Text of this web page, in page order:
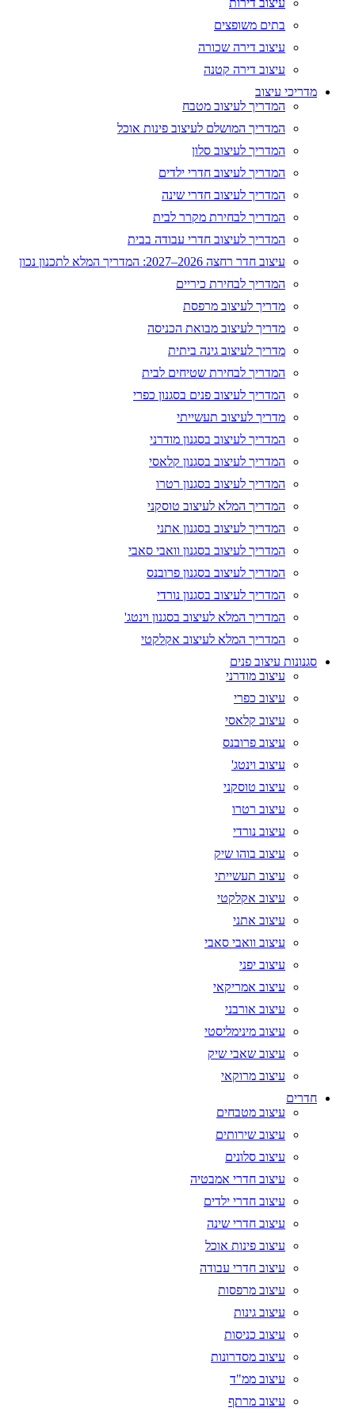
בתים משופצים
עיצוב דירה שכורה
עיצוב דירה קטנה
מדריכי עיצוב
המדריך לעיצוב מטבח
המדריך המושלם לעיצוב פינות אוכל
המדריך לעיצוב סלון
המדריך לעיצוב חדרי ילדים
המדריך לעיצוב חדרי שינה
המדריך לבחירת מקרר לבית
המדריך לעיצוב חדרי עבודה בבית
עיצוב חדר רחצה 2026–2027: המדריך המלא לתכנון נכון
המדריך לבחירת כיריים
מדריך לעיצוב מרפסת
מדריך לעיצוב מבואת הכניסה
מדריך לעיצוב גינה ביתית
המדריך לבחירת שטיחים לבית
המדריך לעיצוב פנים בסגנון כפרי
מדריך לעיצוב תעשייתי
המדריך לעיצוב בסגנון מודרני
המדריך לעיצוב בסגנון קלאסי
המדריך לעיצוב בסגנון רטרו
המדריך המלא לעיצוב טוסקני
המדריך לעיצוב בסגנון אתני
המדריך לעיצוב בסגנון וואבי סאבי
המדריך לעיצוב בסגנון פרובנס
המדריך לעיצוב בסגנון נורדי
המדריך המלא לעיצוב בסגנון וינטג'
המדריך המלא לעיצוב אקלקטי
סגנונות עיצוב פנים
עיצוב מודרני
עיצוב כפרי
עיצוב קלאסי
עיצוב פרובנס
עיצוב וינטג'
עיצוב טוסקני
עיצוב רטרו
עיצוב נורדי
עיצוב בוהו שיק
עיצוב תעשייתי
עיצוב אקלקטי
עיצוב אתני
עיצוב וואבי סאבי
עיצוב יפני
עיצוב אמריקאי
עיצוב אורבני
עיצוב מינימליסטי
עיצוב שאבי שיק
עיצוב מרוקאי
חדרים
עיצוב מטבחים
עיצוב שירותים
עיצוב סלונים
עיצוב חדרי אמבטיה
עיצוב חדרי ילדים
עיצוב חדרי שינה
עיצוב פינות אוכל
עיצוב חדרי עבודה
עיצוב מרפסות
עיצוב גינות
עיצוב כניסות
עיצוב מסדרונות
עיצוב ממ"ד
עיצוב מרתף